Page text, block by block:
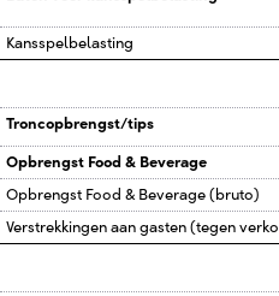
Kansspelbelasting
Troncopbrengst/tips
Opbrengst Food & Beverage
Opbrengst Food & Beverage (bruto)
Verstrekkingen aan gasten (tegen